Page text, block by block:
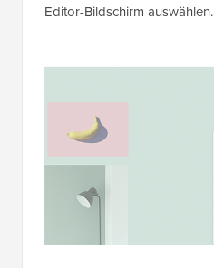
Editor-Bildschirm auswählen.